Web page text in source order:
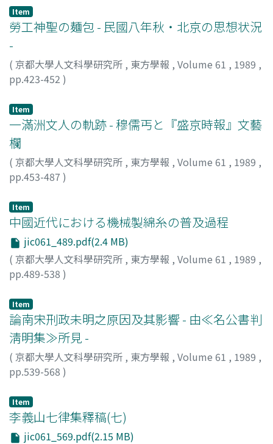
Item
勞工神聖の麺包 - 民國八年秋・北京の思想状況
-
( 京都大學人文科學研究所 , 東方學報 , Volume 61 , 1989 ,
pp.423-452 )
Item
一滿洲文人の軌跡 - 穆儒丐と『盛京時報』文藝
欄
( 京都大學人文科學研究所 , 東方學報 , Volume 61 , 1989 ,
pp.453-487 )
Item
中國近代における機械製綿糸の普及過程
jic061_489.pdf(2.4 MB)
( 京都大學人文科學研究所 , 東方學報 , Volume 61 , 1989 ,
pp.489-538 )
Item
論南宋刑政未明之原因及其影響 - 由≪名公書判
淸明集≫所見 -
( 京都大學人文科學研究所 , 東方學報 , Volume 61 , 1989 ,
pp.539-568 )
Item
李義山七律集釋稿(七)
jic061_569.pdf(2.15 MB)